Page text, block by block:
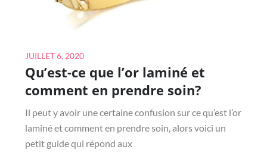
Posted
on
JUILLET 6, 2020
Qu’est-ce que l’or laminé et
comment en prendre soin?
Il peut y avoir une certaine confusion sur ce qu’est l’or
laminé et comment en prendre soin, alors voici un
petit guide qui répond aux